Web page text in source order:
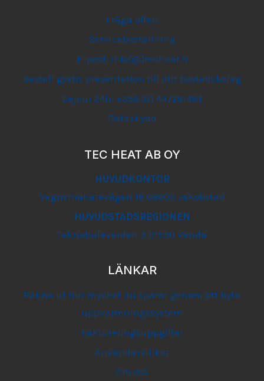
Fråga offert
Servicebeställning
E-post: info(@)techeat.fi
Beställ gratis presentation till ditt bostadsbolag
Dejour 24h: +358 (0) 447291494
Dataskydd
TEC HEAT AB OY
HUVUDKONTOR
Vagnsmakarevägen 19 68600 Jakobstad
HUVUDSTADSREGIONEN
Teknobulevarden 3 01530 Vanda
LÄNKAR
Räkna ut hur mycket du sparar genom att byta
uppvärmningssystem
Faktureringsuppgifter
Användarvillkor
Om oss